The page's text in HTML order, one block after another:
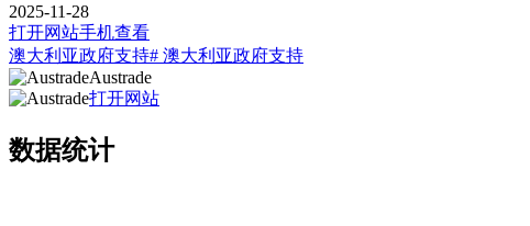
2025-11-28
打开网站手机查看
澳大利亚政府支持# 澳大利亚政府支持
Austrade
打开网站
数据统计